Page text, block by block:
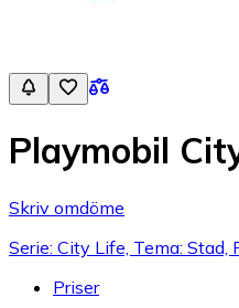
Playmobil
Skriv omdöme
Serie: City Life, Tema:
Priser